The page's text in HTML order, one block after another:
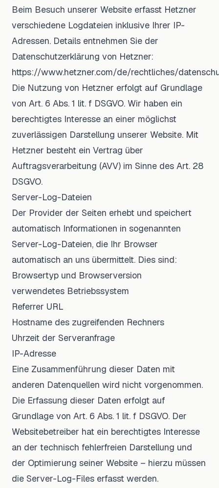
Beim Besuch unserer Website erfasst Hetzner
verschiedene Logdateien inklusive Ihrer IP-
Adressen. Details entnehmen Sie der
Datenschutzerklärung von Hetzner:
https://www.hetzner.com/de/rechtliches/
Die Nutzung von Hetzner erfolgt auf Grundlage
von Art. 6 Abs. 1 lit. f DSGVO. Wir haben ein
berechtigtes Interesse an einer möglichst
zuverlässigen Darstellung unserer Website. Mit
Hetzner besteht ein Vertrag über
Auftragsverarbeitung (AVV) im Sinne des Art. 28
DSGVO.
Server-Log-Dateien
Der Provider der Seiten erhebt und speichert
automatisch Informationen in sogenannten
Server-Log-Dateien, die Ihr Browser
automatisch an uns übermittelt. Dies sind:
Browsertyp und Browserversion
verwendetes Betriebssystem
Referrer URL
Hostname des zugreifenden Rechners
Uhrzeit der Serveranfrage
IP-Adresse
Eine Zusammenführung dieser Daten mit
anderen Datenquellen wird nicht vorgenommen.
Die Erfassung dieser Daten erfolgt auf
Grundlage von Art. 6 Abs. 1 lit. f DSGVO. Der
Websitebetreiber hat ein berechtigtes Interesse
an der technisch fehlerfreien Darstellung und
der Optimierung seiner Website – hierzu müssen
die Server-Log-Files erfasst werden.